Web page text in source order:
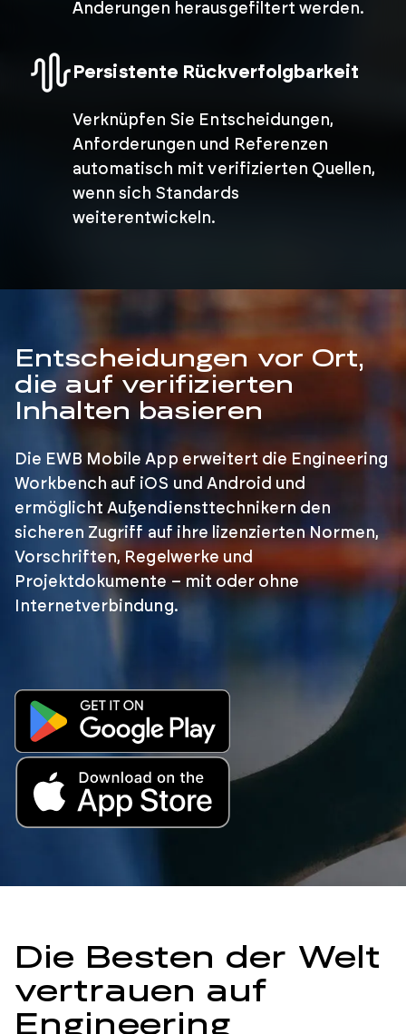
Änderungen herausgefiltert werden.
Persistente Rückverfolgbarkeit
Verknüpfen Sie Entscheidungen,
Anforderungen und Referenzen
automatisch mit verifizierten Quellen,
wenn sich Standards
weiterentwickeln.
Entscheidungen vor Ort,
die auf verifizierten
Inhalten basieren
Die EWB Mobile App erweitert die Engineering
Workbench auf iOS und Android und
ermöglicht Außendiensttechnikern den
sicheren Zugriff auf ihre lizenzierten Normen,
Vorschriften, Regelwerke und
Projektdokumente – mit oder ohne
Internetverbindung.
Die Besten der Welt
vertrauen auf